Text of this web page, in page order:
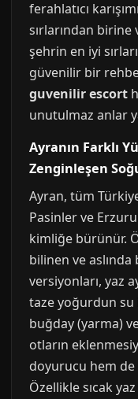
ferahlatıcı
sırlarından birine
şehrin en iyi
güvenilir bir
guvenilir escort
unutulmaz anlar
Ayranın Farklı
Zenginleşen
Ayran, tüm
Pasinler ve
kimliğe bürünür.
bilinen ve
versiyonları, yaz
taze yoğurdun su
buğday (yarma)
otların
doyurucu hem de
Özellikle sıcak